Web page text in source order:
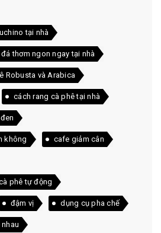
tại nhà
thơm ngon ngay tại nhà
Robusta và Arabica
cách rang cà phê tại nhà
không cafe giảm cân
phê tự động
đậm vị dụng cụ pha chế
nhau